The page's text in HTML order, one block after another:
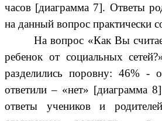
часов [диаграмма 7]. Ответы
на данный вопрос практически
На вопрос «Как Вы
ребенок от социальных
разделились поровну: 46% -
ответили – «нет» [диаграмма
ответы учеников и